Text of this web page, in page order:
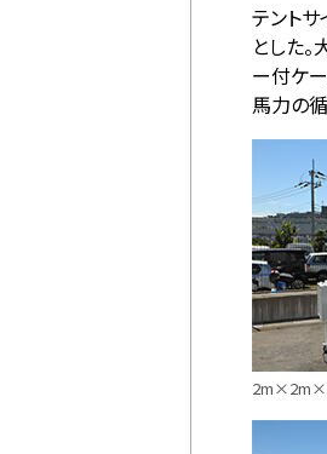
テント
とした
ー付ケ
馬力の